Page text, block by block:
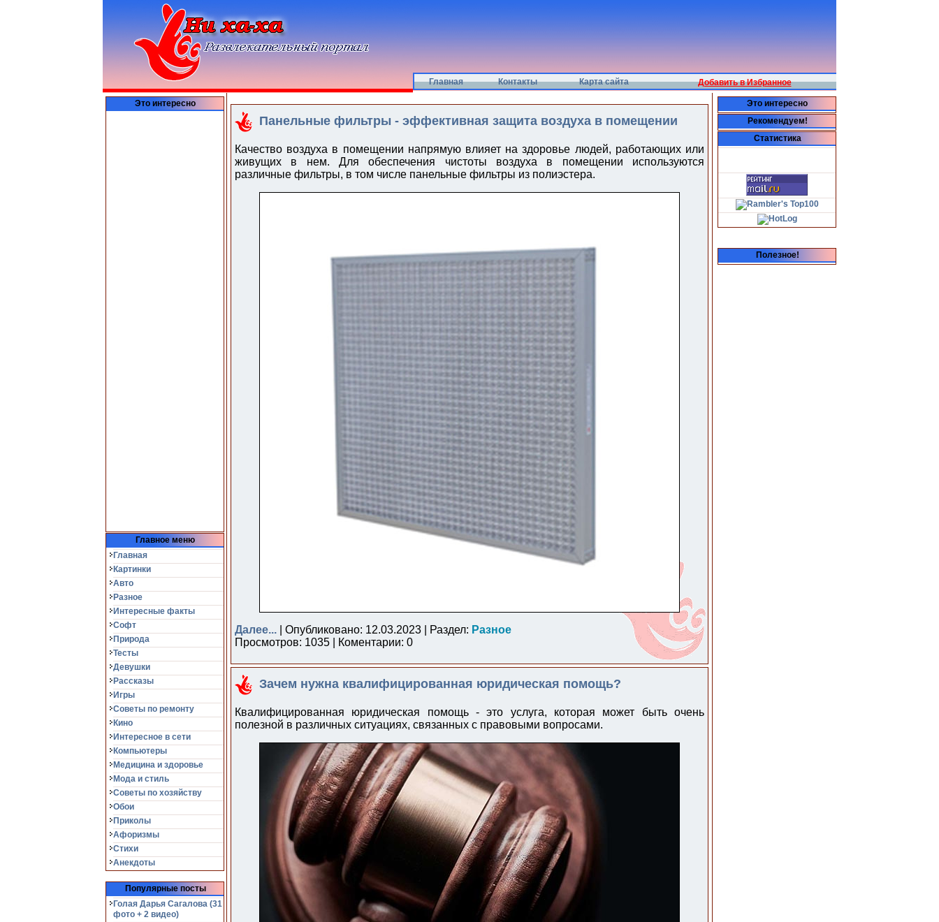
Главная Контакты Карта сайта Добавить в Избранное
Это интересно
Главное меню
Главная
Картинки
Авто
Разное
Интересные факты
Софт
Природа
Тесты
Девушки
Рассказы
Игры
Советы по ремонту
Кино
Интересное в сети
Компьютеры
Медицина и здоровье
Мода и стиль
Советы по хозяйству
Обои
Приколы
Афоризмы
Стихи
Анекдоты
Популярные посты
Голая Дарья Сагалова (31
фото + 2 видео)
Панельные фильтры - эффективная защита воздуха в помещении
Качество воздуха в помещении напрямую влияет на здоровье людей, работающих или
живущих в нем. Для обеспечения чистоты воздуха в помещении используются
различные фильтры, в том числе панельные фильтры из полиэстера.
Далее... | Опубликовано: 12.03.2023 | Раздел: Разное
Просмотров: 1035 | Коментарии: 0
Зачем нужна квалифицированная юридическая помощь?
Квалифицированная юридическая помощь - это услуга, которая может быть очень
полезной в различных ситуациях, связанных с правовыми вопросами.
Это интересно
Рекомендуем!
Статистика
Полезное!